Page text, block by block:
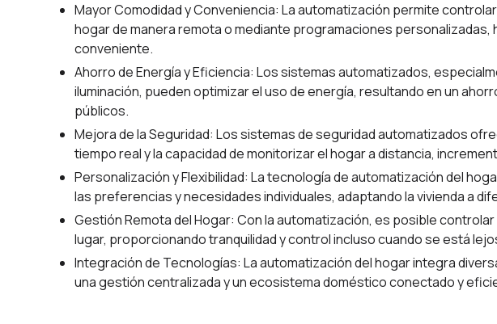
Mayor Comodidad y Conveniencia: La automatización permite
hogar de manera remota o mediante programaciones personalizadas,
conveniente.
Ahorro de Energía y Eficiencia: Los sistemas automatizados,
iluminación, pueden optimizar el uso de energía, resultando en un
públicos.
Mejora de la Seguridad: Los sistemas de seguridad automatizados
tiempo real y la capacidad de monitorizar el hogar a distancia,
Personalización y Flexibilidad: La tecnología de automatización del
las preferencias y necesidades individuales, adaptando la vivienda a
Gestión Remota del Hogar: Con la automatización, es posible
lugar, proporcionando tranquilidad y control incluso cuando se está
Integración de Tecnologías: La automatización del hogar integra
una gestión centralizada y un ecosistema doméstico conectado y